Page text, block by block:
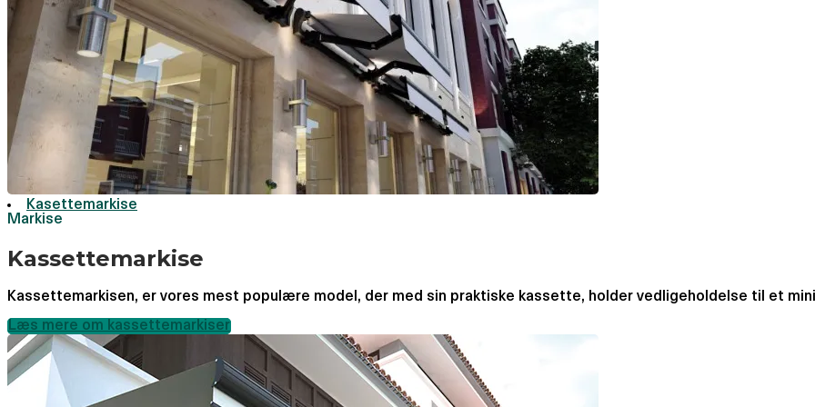
Kasettemarkise
Markise
Kassettemarkise
Kassettemarkisen, er vores mest populære model, der med sin praktiske kassette, holder vedligeholdelse til et
Læs mere om kassettemarkiser